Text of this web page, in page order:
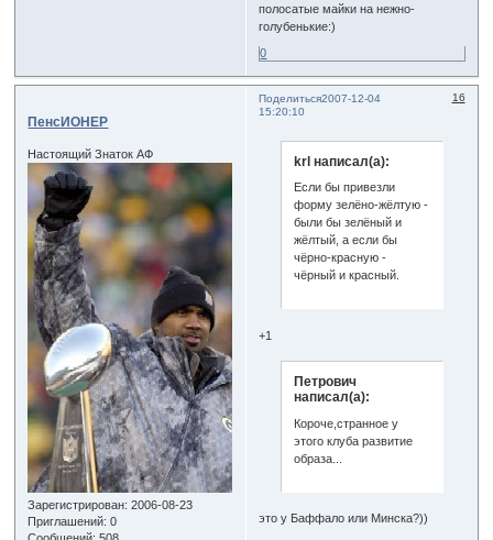
полосатые майки на нежно-
голубенькие:)
0
Поделиться 16
2007-12-04
15:20:10
ПенсИОНЕР
Настоящий Знаток АФ
Зарегистрирован: 2006-08-23
Приглашений: 0
krl написал(а):
Если бы привезли
форму зелёно-жёлтую -
были бы зелёный и
жёлтый, а если бы
чёрно-красную -
чёрный и красный.
+1
Петрович
написал(а):
Короче,странное у
этого клуба развитие
образа...
это у Баффало или Минска?))